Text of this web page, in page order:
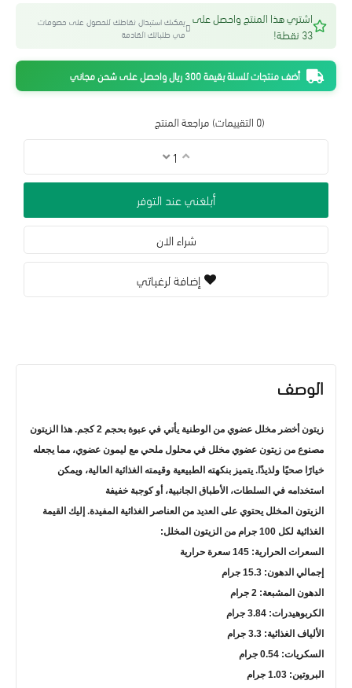
(0 التقييمات) مراجعة المنتج
اشتري هذا المنتج واحصل على
33 نقطة!
يمكنك استبدال نقاطك للحصول على خصومات
في طلباتك القادمة
أضف منتجات للسلة بقيمة 300 ريال واحصل على شحن مجاني
أبلغني عند التوفر
شراء الان
إضافة لرغباتي
الوصف
زيتون أخضر مخلل عضوي من الوطنية يأتي في عبوة بحجم 2 كجم. هذا الزيتون
مصنوع من زيتون عضوي مخلل في محلول ملحي مع ليمون عضوي، مما يجعله
خيارًا صحيًا ولذيذًا. يتميز بنكهته الطبيعية وقيمته الغذائية العالية، ويمكن
استخدامه في السلطات، الأطباق الجانبية، أو كوجبة خفيفة
الزيتون المخلل يحتوي على العديد من العناصر الغذائية المفيدة. إليك القيمة
الغذائية لكل 100 جرام من الزيتون المخلل:
السعرات الحرارية: 145 سعرة حرارية
إجمالي الدهون: 15.3 جرام
الدهون المشبعة: 2 جرام
الكربوهيدرات: 3.84 جرام
الألياف الغذائية: 3.3 جرام
السكريات: 0.54 جرام
البروتين: 1.03 جرام